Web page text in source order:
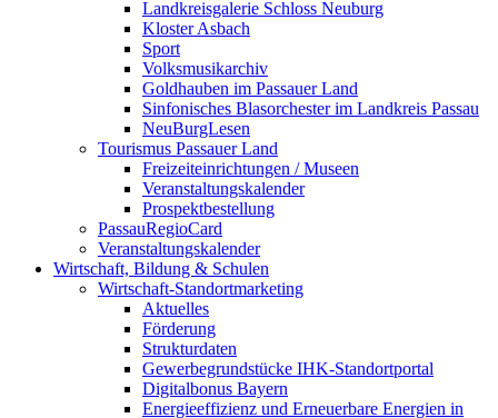
Landkreisgalerie Schloss Neuburg
Kloster Asbach
Sport
Volksmusikarchiv
Goldhauben im Passauer Land
Sinfonisches Blasorchester im Landkreis Passau
NeuBurgLesen
Tourismus Passauer Land
Freizeiteinrichtungen / Museen
Veranstaltungskalender
Prospektbestellung
PassauRegioCard
Veranstaltungskalender
Wirtschaft, Bildung & Schulen
Wirtschaft-Standortmarketing
Aktuelles
Förderung
Strukturdaten
Gewerbegrundstücke IHK-Standortportal
Digitalbonus Bayern
Energieeffizienz und Erneuerbare Energien in